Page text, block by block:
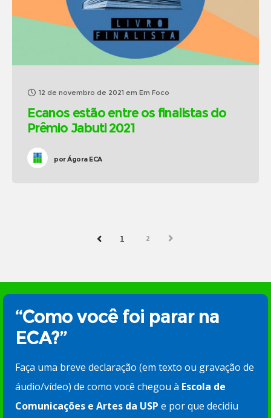
12 de novembro de 2021 em Em Foco
Ecanos estão entre os finalistas do
Prêmio Jabuti 2021
porÁgora ECA
PREV1 2 NEXT
“Como você foi parar na
ECA?”
Faça uma breve declaração (em texto ou gravação de
áudio/vídeo) de como você chegou à Escola de
Comunicações e Artes da USP e por que decidiu